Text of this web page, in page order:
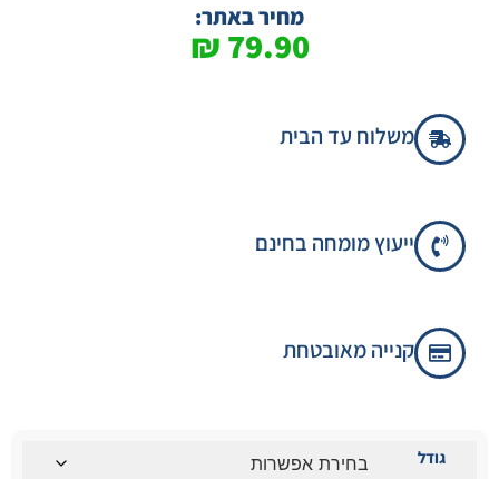
מחיר באתר:
79.90
₪
משלוח עד הבית
ייעוץ מומחה בחינם
קנייה מאובטחת
גודל